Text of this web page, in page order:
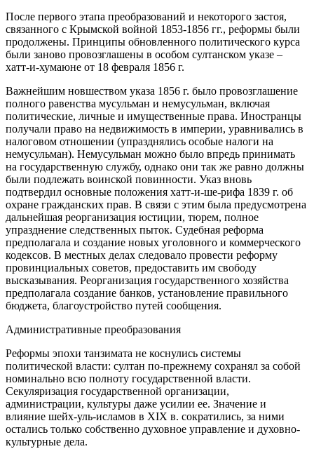
После первого этапа преобразований и некоторого застоя,
связанного с Крымской войной 1853-1856 гг., реформы были
продолжены. Принципы обновленного политического курса
были заново провозглашены в особом султанском указе –
хатт-и-хумаюне от 18 февраля 1856 г.
Важнейшим новшеством указа 1856 г. было провозглашение
полного равенства мусульман и немусульман, включая
политические, личные и имущественные права. Иностранцы
получали право на недвижимость в империи, уравнивались в
налоговом отношении (упразднялись особые налоги на
немусульман). Немусульман можно было впредь принимать
на государственную службу, однако они так же равно должны
были подлежать воинской повинности. Указ вновь
подтвердил основные положения хатт-и-ше-рифа 1839 г. об
охране гражданских прав. В связи с этим была предусмотрена
дальнейшая реорганизация юстиции, тюрем, полное
упразднение следственных пыток. Судебная реформа
предполагала и создание новых уголовного и коммерческого
кодексов. В местных делах следовало провести реформу
провинциальных советов, предоставить им свободу
высказывания. Реорганизация государственного хозяйства
предполагала создание банков, установление правильного
бюджета, благоустройство путей сообщения.
Административные преобразования
Реформы эпохи танзимата не коснулись системы
политической власти: султан по-прежнему сохранял за собой
номинально всю полноту государственной власти.
Секуляризация государственной организации,
администрации, культуры даже усилии ее. Значение и
влияние шейх-уль-исламов в XIX в. сократились, за ними
остались только собственно духовное управление и духовно-
культурные дела.